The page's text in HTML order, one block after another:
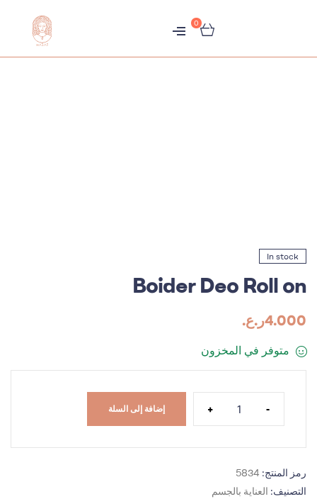
0
متجر
In stock
Boider Deo Roll on
4.000ر.ع.
متوفر في المخزون
-
+ إضافة إلى السلة
رمز المنتج: 5834
التصنيف: العناية بالجسم